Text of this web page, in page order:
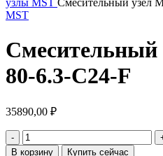
узлы MST Смесительный узел
MST
Смесительный
80-6.3-C24-F
35890,00 ₽
В корзину Купить сейчас